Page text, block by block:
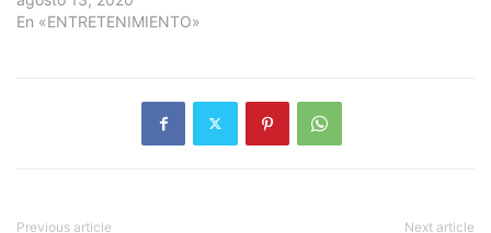
En «ENTRETENIMIENTO»
Previous article Next article